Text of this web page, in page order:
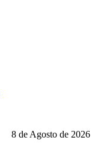
8 de Agosto de 2026